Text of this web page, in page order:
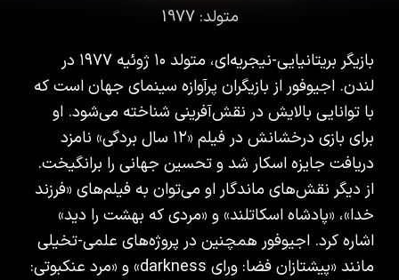
متولد:1977
بازیگر بریتانیایی-نیجریه‌ای، متولد ۱۰ ژوئیه ۱۹۷۷ در
لندن. اجیوفور از بازیگران پرآوازه سینمای جهان است که
با توانایی بالایش در نقش‌آفرینی شناخته می‌شود. او
برای بازی درخشانش در فیلم «۱۲ سال بردگی» نامزد
دریافت جایزه اسکار شد و تحسین جهانی را برانگیخت.
از دیگر نقش‌های ماندگار او می‌توان به فیلم‌های «فرزند
خدا»، «پادشاه اسکاتلند» و «مردی که بهشت را دید»
اشاره کرد. اجیوفور همچنین در پروژه‌های علمی-تخیلی
مانند «پیشتازان فضا: ورای darkness» و «مرد عنکبوتی: